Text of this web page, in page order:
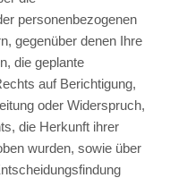
personenbezogenen
gegenüber denen Ihre
die geplante
auf Berichtigung,
oder Widerspruch,
die Herkunft ihrer
wurden, sowie über